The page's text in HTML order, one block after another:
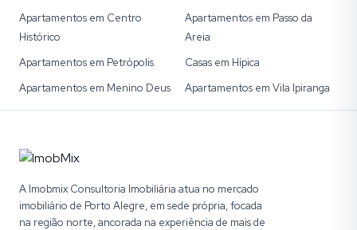
Apartamentos em Centro
Histórico
Apartamentos em Passo da
Areia
Apartamentos em Petrópolis
Casas em Hípica
Apartamentos em Menino Deus
Apartamentos em Vila Ipiranga
A Imobmix Consultoria Imobiliária atua no mercado
imobiliário de Porto Alegre, em sede própria, focada
na região norte, ancorada na experiência de mais de